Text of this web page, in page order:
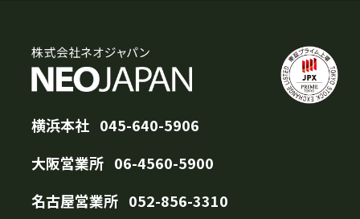
横浜本社 045-640-5906
大阪営業所 06-4560-5900
名古屋営業所 052-856-3310